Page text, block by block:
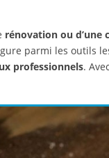
rénovation ou d’une
parmi les outils
professionnels.